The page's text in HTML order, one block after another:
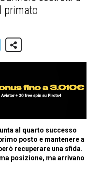
primato
al quarto successo
posto e mantenere a
recuperare una sfida.
posizione, ma arrivano